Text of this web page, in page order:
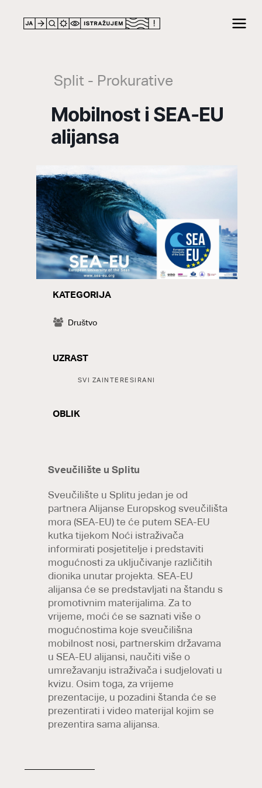
Split - Prokurative
Mobilnost i SEA-EU
alijansa
KATEGORIJA
Društvo
UZRAST
SVI ZAINTERESIRANI
OBLIK
Sveučilište u Splitu
Sveučilište u Splitu jedan je od
partnera Alijanse Europskog sveučilišta
mora (SEA-EU) te će putem SEA-EU
kutka tijekom Noći istraživača
informirati posjetitelje i predstaviti
mogućnosti za uključivanje različitih
dionika unutar projekta. SEA-EU
alijansa će se predstavljati na štandu s
promotivnim materijalima. Za to
vrijeme, moći će se saznati više o
mogućnostima koje sveučilišna
mobilnost nosi, partnerskim državama
u SEA-EU alijansi, naučiti više o
umrežavanju istraživača i sudjelovati u
kvizu. Osim toga, za vrijeme
prezentacije, u pozadini štanda će se
prezentirati i video materijal kojim se
prezentira sama alijansa.